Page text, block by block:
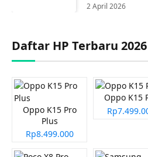
2 April 2026
Daftar HP Terbaru 2026
Oppo K15 Pro
Plus
Rp8.499.000
Oppo K15